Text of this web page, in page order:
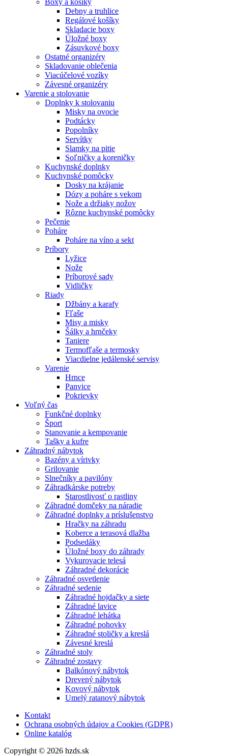
Debny a truhlice
Regálové košíky
Skladacie boxy
Úložné boxy
Zásuvkové boxy
Ostatné organizéry
Skladovanie oblečenia
Viacúčelové vozíky
Závesné organizéry
Varenie a stolovanie
Doplnky k stolovaniu
Misky na ovocie
Podtácky
Popolníky
Servítky
Slamky na pitie
Soľničky a koreničky
Kuchynské doplnky
Kuchynské pomôcky
Dosky na krájanie
Dózy a poháre s vekom
Nože a držiaky nožov
Rôzne kuchynské pomôcky
Pečenie
Poháre
Poháre na víno a sekt
Príbory
Lyžice
Nože
Príborové sady
Vidličky
Riady
Džbány a karafy
Fľaše
Misy a misky
Šálky a hrnčeky
Taniere
Termofľaše a termosky
Viacdielne jedálenské servisy
Varenie
Hrnce
Panvice
Pokrievky
Voľný čas
Funkčné doplnky
Šport
Stanovanie a kempovanie
Tašky a kufre
Záhradný nábytok
Bazény a vírivky
Grilovanie
Slnečníky a pavilóny
Záhradkárske potreby
Starostlivosť o rastliny
Záhradné domčeky na náradie
Záhradné doplnky a príslušenstvo
Hračky na záhradu
Koberce a terasová dlažba
Podsedáky
Úložné boxy do záhrady
Vykurovacie telesá
Záhradné dekorácie
Záhradné osvetlenie
Záhradné sedenie
Záhradné hojdačky a siete
Záhradné lavice
Záhradné lehátka
Záhradné pohovky
Záhradné stoličky a kreslá
Závesné kreslá
Záhradné stoly
Záhradné zostavy
Balkónový nábytok
Drevený nábytok
Kovový nábytok
Umelý ratanový nábytok
Kontakt
Ochrana osobných údajov a Cookies (GDPR)
Online katalóg
Copyright © 2026 hzds.sk